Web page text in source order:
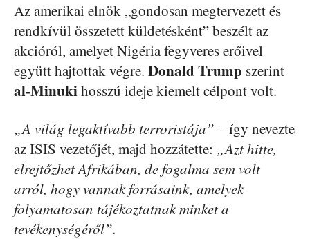
Az amerikai elnök „gondosan megtervezett és
rendkívül összetett küldetésként” beszélt az
akcióról, amelyet Nigéria fegyveres erőivel
együtt hajtottak végre. Donald Trump szerint
al-Minukihosszú ideje kiemelt célpont volt.
„A világ legaktívabb terroristája” – így nevezte
az ISIS vezetőjét, majd hozzátette: „Azt hitte,
elrejtőzhet Afrikában, de fogalma sem volt
arról, hogy vannak forrásaink, amelyek
folyamatosan tájékoztatnak minket a
tevékenységéről”.